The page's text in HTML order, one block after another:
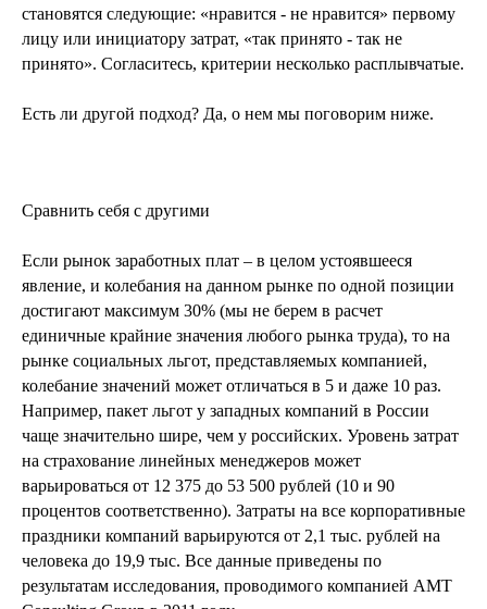
становятся следующие: «нравится - не нравится» первому
лицу или инициатору затрат, «так принято - так не
принято». Согласитесь, критерии несколько расплывчатые.
Есть ли другой подход? Да, о нем мы поговорим ниже.
Сравнить себя с другими
Если рынок заработных плат – в целом устоявшееся
явление, и колебания на данном рынке по одной позиции
достигают максимум 30% (мы не берем в расчет
единичные крайние значения любого рынка труда), то на
рынке социальных льгот, представляемых компанией,
колебание значений может отличаться в 5 и даже 10 раз.
Например, пакет льгот у западных компаний в России
чаще значительно шире, чем у российских. Уровень затрат
на страхование линейных менеджеров может
варьироваться от 12 375 до 53 500 рублей (10 и 90
процентов соответственно). Затраты на все корпоративные
праздники компаний варьируются от 2,1 тыс. рублей на
человека до 19,9 тыс. Все данные приведены по
результатам исследования, проводимого компанией АМТ